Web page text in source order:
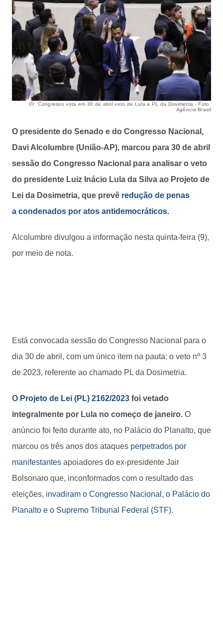
Congresso vota em 30 de abril veto de Lula a PL da Dosimetria - Foto:
Agência Brasil
O presidente do Senado e do Congresso Nacional,
Davi Alcolumbre (União-AP), marcou para 30 de abril
sessão do Congresso Nacional para analisar o veto
do presidente Luiz Inácio Lula da Silva ao Projeto de
Lei da Dosimetria, que prevê redução de penas
a condenados por atos antidemocráticos.
Alcolumbre divulgou a informação nesta quinta-feira (9),
por meio de nota.
Está convocada sessão do Congresso Nacional para o
dia 30 de abril, com um único item na pauta: o veto nº 3
de 2023, referente ao chamado PL da Dosimetria.
O Projeto de Lei (PL) 2162/2023 foi vetado
integralmente por Lula no começo de janeiro. O
anúncio foi feito durante ato, no Palácio do Planalto, que
marcou os três anos dos ataques perpetrados por
manifestantes apoiadores do ex-presidente Jair
Bolsonaro que, inconformados com o resultado das
eleições, invadiram o Congresso Nacional, o Palácio do
Planalto e o Supremo Tribunal Federal (STF).